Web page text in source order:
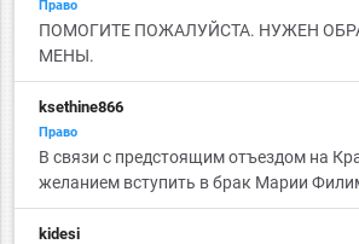
Право
ПОМОГИТЕ ПОЖАЛУЙСТА. НУЖЕН
МЕНЫ.
ksethine866
Право
В связи с предстоящим отъездом на
желанием вступить в брак Марии
kidesi